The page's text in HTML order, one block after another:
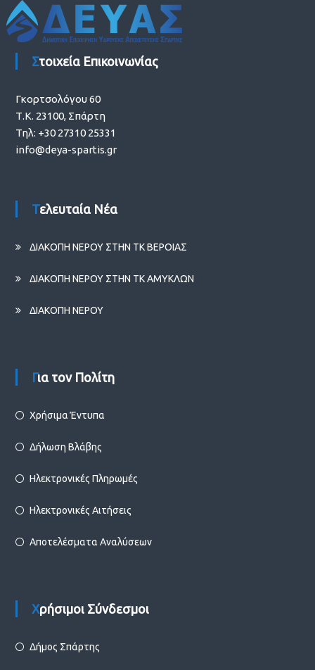
Στοιχεία Επικοινωνίας
Γκορτσολόγου 60
Τ.Κ. 23100, Σπάρτη
Τηλ: +30 27310 25331
info@deya-spartis.gr
Τελευταία Νέα
ΔΙΑΚΟΠΗ ΝΕΡΟΥ ΣΤΗΝ ΤΚ ΒΕΡΟΙΑΣ
ΔΙΑΚΟΠΗ ΝΕΡΟΥ ΣΤΗΝ ΤΚ ΑΜΥΚΛΩΝ
ΔΙΑΚΟΠΗ ΝΕΡΟΥ
Για τον Πολίτη
Χρήσιμα Έντυπα
Δήλωση Βλάβης
Ηλεκτρονικές Πληρωμές
Ηλεκτρονικές Αιτήσεις
Αποτελέσματα Αναλύσεων
Χρήσιμοι Σύνδεσμοι
Δήμος Σπάρτης